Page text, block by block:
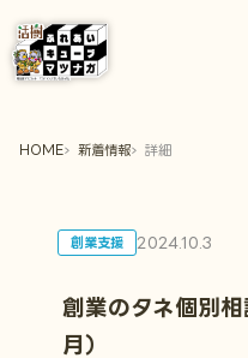
HOME 新着情報 詳細
創業支援 2024.10.3
創業のタネ個別
月）